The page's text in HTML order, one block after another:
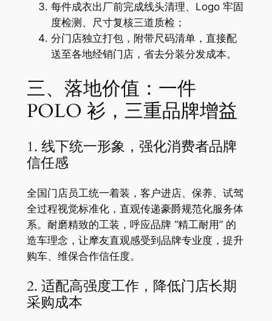
每件成衣出厂前完成线头清理、Logo 牢固
度检测、尺寸复核三道质检；
分门店独立打包，附带尺码清单，直接配
送至各地经销门店，省去分装分发成本。
三、落地价值：一件
POLO 衫，三重品牌增益
1. 线下统一形象，强化消费者品牌
信任感
全国门店员工统一着装，客户进店、保养、试驾
全过程视觉标准化，直观传递豪爵规范化服务体
系。耐磨精致的工装，呼应品牌 “精工耐用” 的
造车理念，让摩友直观感受到品牌专业度，提升
购车、维保合作信任度。
2. 适配高强度工作，降低门店长期
采购成本